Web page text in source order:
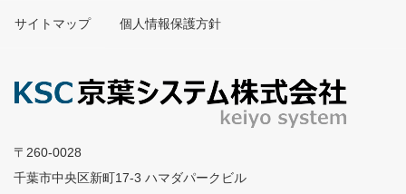
サイトマップ 個人情報保護方針
〒260-0028
千葉市中央区新町17-3 ハマダパークビル